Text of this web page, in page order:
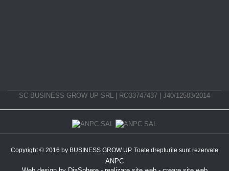
SC BUSINESS GROW UP SRL | RO33747437 | J40/12583/2014
Copyright © 2016 by BUSINESS GROW UP. Toate drepturile sunt rezervate
ANPC